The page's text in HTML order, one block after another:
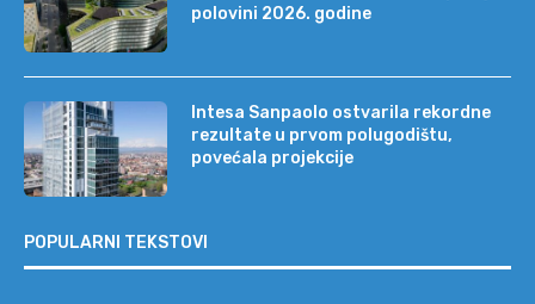
polovini 2026. godine
Intesa Sanpaolo ostvarila rekordne
rezultate u prvom polugodištu,
povećala projekcije
POPULARNI TEKSTOVI